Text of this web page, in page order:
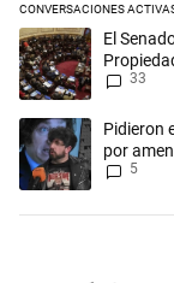
CONVERSACIONES
Este listado
Un artículo de
El
del33
Un artículo dePidieron
por
5